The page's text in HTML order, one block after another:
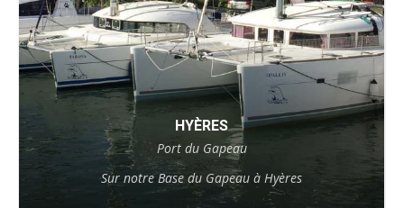
HYÈRES
Port du Gapeau
Sur notre Base du Gapeau à Hyères